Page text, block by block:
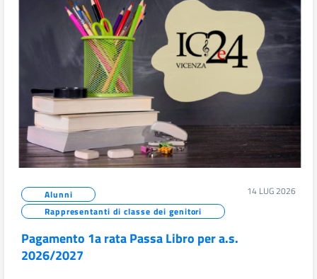
Alunni
Rappresentanti di classe dei genitori
14 LUG 2026
Pagamento 1a rata Passa Libro per a.s.
2026/2027